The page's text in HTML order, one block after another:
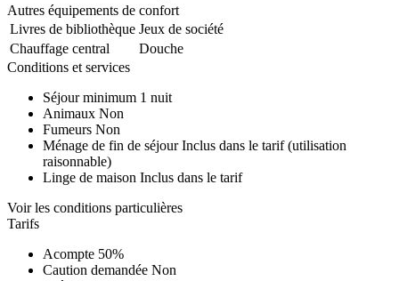
Autres équipements de confort
Livres de bibliothèque Jeux de société
Chauffage central
Douche
Conditions et services
Séjour minimum 1 nuit
Animaux Non
Fumeurs Non
Ménage de fin de séjour Inclus dans le tarif (utilisation
raisonnable)
Linge de maison Inclus dans le tarif
Voir les conditions particulières
Tarifs
Acompte 50%
Caution demandée Non